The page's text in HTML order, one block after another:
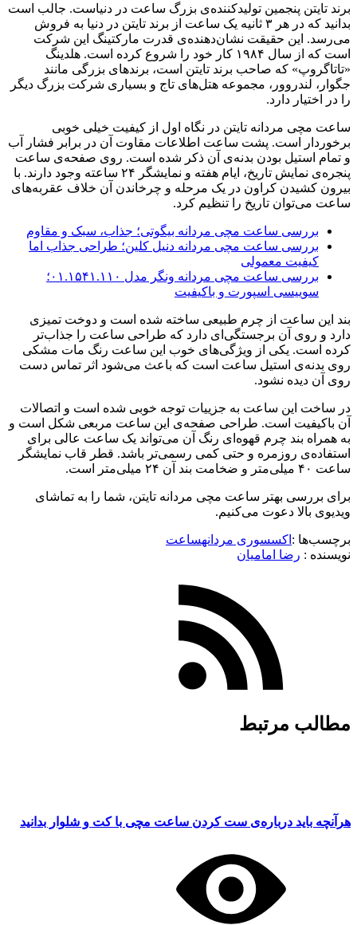
برند تایتن پنجمین تولیدکننده‌ی بزرگ ساعت در دنیاست. جالب است
بدانید که در هر ۳ ثانیه یک ساعت از برند تایتن در دنیا به فروش
می‌رسد. این حقیقت نشان‌دهنده‌ی قدرت مارکتینگ این شرکت
است که از سال ۱۹۸۴ کار خود را شروع کرده است. هلدینگ
«تاتاگروپ» که صاحب برند تایتن است، برندهای بزرگی مانند
جگوار، لندروور، مجموعه هتل‌های تاج و بسیاری شرکت بزرگ دیگر
را در اختیار دارد.
ساعت مچی مردانه تایتن در نگاه اول از کیفیت خیلی خوبی
برخوردار است. پشت ساعت اطلاعات مقاوت آن در برابر فشار آب
و تمام استیل بودن بدنه‌ی آن ذکر شده است. روی صفحه‌ی ساعت
پنجره‌ی نمایش تاریخ، ایام هفته و نمایشگر ۲۴ ساعته وجود دارند. با
بیرون کشیدن کراون در یک مرحله و چرخاندن آن خلاف عقربه‌های
ساعت می‌توان تاریخ را تنظیم کرد.
بررسی ساعت مچی مردانه بیگوتی؛ جذاب، سبک و مقاوم
بررسی ساعت مچی مردانه دنیل کلین؛ طراحی جذاب اما
کیفیت معمولی
بررسی ساعت مچی مردانه ونگر مدل ۰۱.۱۵۴۱.۱۱۰؛
سوییسی اسپورت و باکیفیت
بند این ساعت از چرم طبیعی ساخته شده است و دوخت تمیزی
دارد و روی آن برجستگی‌ای دارد که طراحی ساعت را جذاب‌تر
کرده است. یکی از ویژگی‌های خوب این ساعت رنگ مات مشکی
روی بدنه‌ی استیل ساعت است که باعث می‌شود اثر تماس دست
روی آن دیده نشود.
در ساخت این ساعت به جزییات توجه خوبی شده است و اتصالات
آن باکیفیت است. طراحی صفحه‌ی این ساعت مربعی شکل است و
به همراه بند چرم قهوه‌ای رنگ آن می‌تواند یک ساعت عالی برای
استفاده‌ی روزمره و حتی کمی رسمی‌تر باشد. قطر قاب نمایشگر
ساعت ۴۰ میلی‌متر و ضخامت بند آن ۲۴ میلی‌متر است.
برای بررسی بهتر ساعت مچی مردانه تایتن، شما را به تماشای
ویدیوی بالا دعوت می‌کنیم.
برچسب‌ها : اکسسوری مردانهساعت
نویسنده :‌ رضا امامیان
مطالب مرتبط
هرآنچه باید درباره‌ی ست کردن ساعت مچی با کت و شلوار بدانید